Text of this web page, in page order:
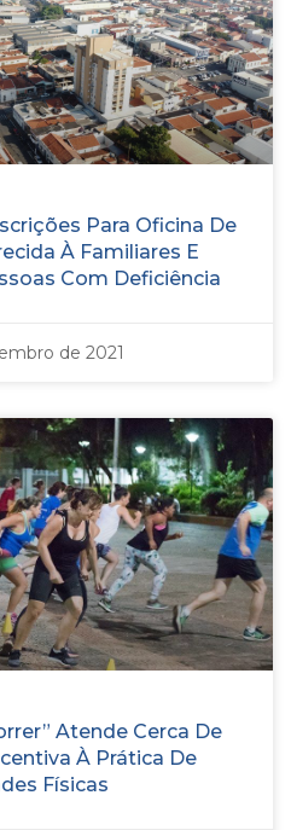
Para Oficina De
À Familiares E
Com Deficiência
de 2021
Atende Cerca De
À Prática De
Físicas